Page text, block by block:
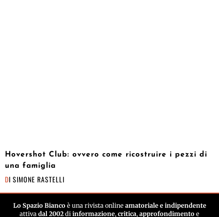
Hovershot Club: ovvero come ricostruire i pezzi di
una famiglia
DI SIMONE RASTELLI
Lo Spazio Biancoè una rivista online amatoriale e indipendente
attiva dal 2002 di informazione, critica, approfondimento e